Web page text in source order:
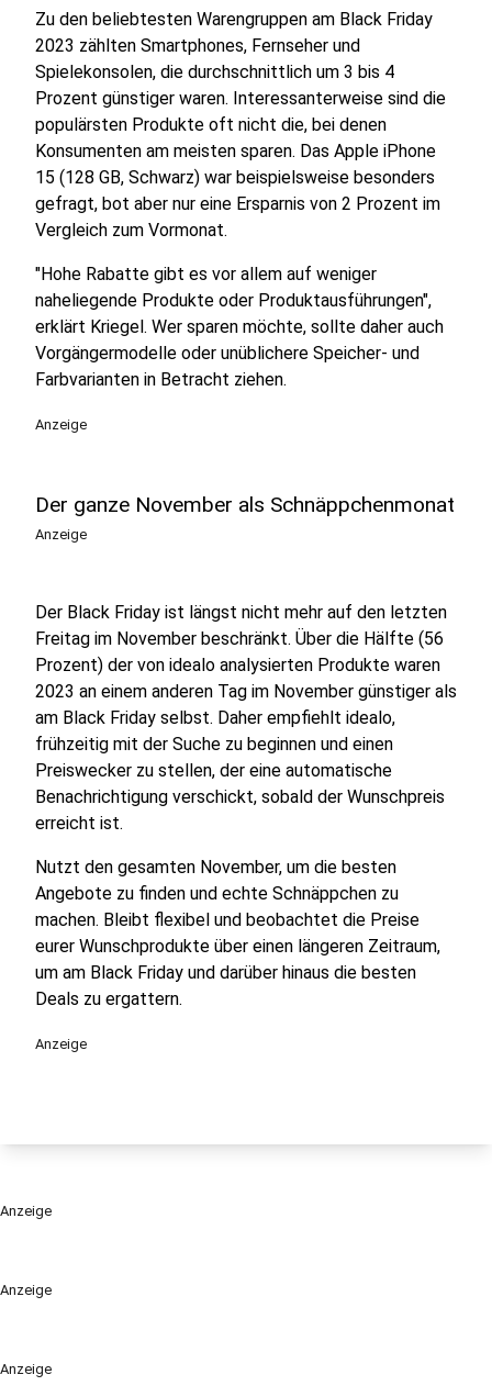
Anzeige
Anzeige
Zu den beliebtesten Warengruppen am Black Friday
2023 zählten Smartphones, Fernseher und
Spielekonsolen, die durchschnittlich um 3 bis 4
Prozent günstiger waren. Interessanterweise sind die
populärsten Produkte oft nicht die, bei denen
Konsumenten am meisten sparen. Das Apple iPhone
15 (128 GB, Schwarz) war beispielsweise besonders
gefragt, bot aber nur eine Ersparnis von 2 Prozent im
Vergleich zum Vormonat.
"Hohe Rabatte gibt es vor allem auf weniger
naheliegende Produkte oder Produktausführungen",
erklärt Kriegel. Wer sparen möchte, sollte daher auch
Vorgängermodelle oder unüblichere Speicher- und
Farbvarianten in Betracht ziehen.
Anzeige
Der ganze November als Schnäppchenmonat
Anzeige
Der Black Friday ist längst nicht mehr auf den letzten
Freitag im November beschränkt. Über die Hälfte (56
Prozent) der von idealo analysierten Produkte waren
2023 an einem anderen Tag im November günstiger als
am Black Friday selbst. Daher empfiehlt idealo,
frühzeitig mit der Suche zu beginnen und einen
Preiswecker zu stellen, der eine automatische
Benachrichtigung verschickt, sobald der Wunschpreis
erreicht ist.
Nutzt den gesamten November, um die besten
Angebote zu finden und echte Schnäppchen zu
machen. Bleibt flexibel und beobachtet die Preise
eurer Wunschprodukte über einen längeren Zeitraum,
um am Black Friday und darüber hinaus die besten
Deals zu ergattern.
Anzeige
Anzeige